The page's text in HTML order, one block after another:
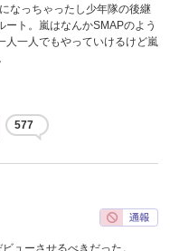
なっちゃったし少年隊の後継
ト。嵐はなんかSMAPのよう
人一人でもやっていけるけど嵐
577
ューさせるべきだった。